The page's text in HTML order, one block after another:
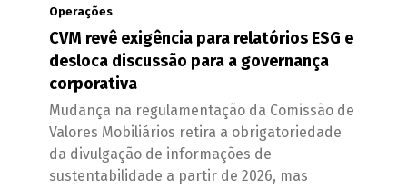
Operações
CVM revê exigência para relatórios ESG e
desloca discussão para a governança
corporativa
Mudança na regulamentação da Comissão de
Valores Mobiliários retira a obrigatoriedade
da divulgação de informações de
sustentabilidade a partir de 2026, mas